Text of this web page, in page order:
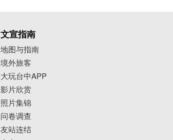
文宣指南
地图与指南
境外旅客
大玩台中APP
影片欣赏
照片集锦
问卷调查
友站连结